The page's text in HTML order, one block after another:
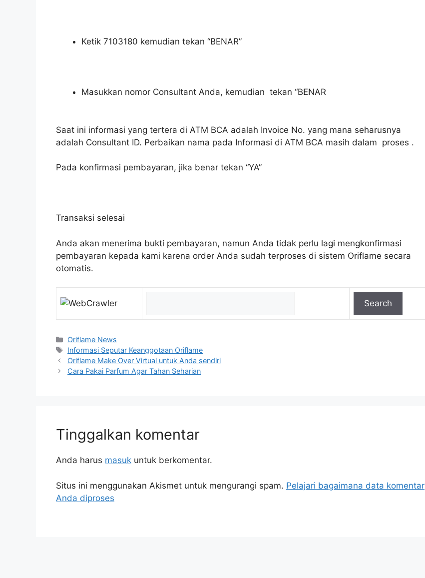
Ketik 7103180 kemudian tekan “BENAR”
Masukkan nomor Consultant Anda, kemudian tekan “BENAR
Saat ini informasi yang tertera di ATM BCA adalah Invoice No. yang mana seharusnya
adalah Consultant ID. Perbaikan nama pada Informasi di ATM BCA masih dalam proses .
Pada konfirmasi pembayaran, jika benar tekan “YA”
Transaksi selesai
Anda akan menerima bukti pembayaran, namun Anda tidak perlu lagi mengkonfirmasi
pembayaran kepada kami karena order Anda sudah terproses di sistem Oriflame secara
otomatis.
Oriflame News
Informasi Seputar Keanggotaan Oriflame
Oriflame Make Over Virtual untuk Anda sendiri
Cara Pakai Parfum Agar Tahan Seharian
Tinggalkan komentar
Anda harus masuk untuk berkomentar.
Situs ini menggunakan Akismet untuk mengurangi spam. Pelajari bagaimana data komentar
Anda diproses